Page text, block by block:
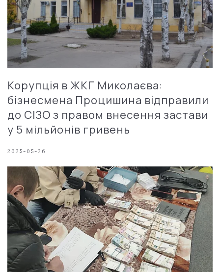
Корупція в ЖКГ Миколаєва:
бізнесмена Процишина відправили
до СІЗО з правом внесення застави
у 5 мільйонів гривень
2025-05-26